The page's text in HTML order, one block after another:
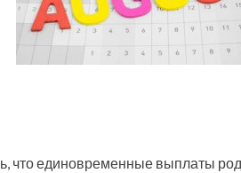
что единовременные выплаты